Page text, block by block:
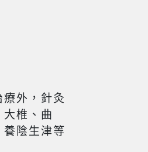
外，針灸
椎、曲
陰生津等